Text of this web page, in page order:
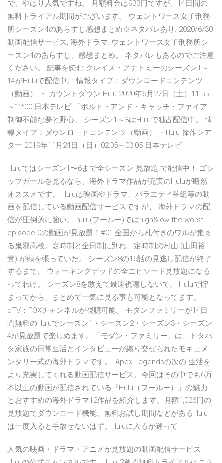
で、やはり人気ですね。 月額料金は933円ですが、14日間の
無料トライアル期間がございます。 ウェントワース女子刑務
所シーズン4のあらすじ感想まとめ※ネタバレあり. 2020/6/30
動画配信サービス, 海外ドラマ. ウェントワース女子刑務所シ
ーズン4のあらすじ、感想まとめ。 ネタバレもあるのでご注意
ください。 記事を読む グレイズ・アナトミーのシーズン1～
14がHuluで配信中。 情報タイプ：ダウンロードコンテンツ
（動画） ・ カウントダウン Hulu 2020年6月27日（土）11:55
～12:00 日本テレビ 「ボルト・アンド・キャッチ・ファイア
制御不能な夢と野心」 シーズン1～3はHuluで独占配信中。 情
報タイプ：ダウンロードコンテンツ（動画） ・Hulu 傑作シア
ター 2019年11月24日（日）02:05～03:05 日本テレビ
Huluではシーズン1〜6まで全シーズン 見放題 で配信中！ ゴシ
ップガールを見るなら、海外ドラマ作品が充実のHuluが断然
オススメです。 Huluは映画やドラマ、バラエティ番組等の動
画を配信している動画配信サービスですが、 海外ドラマの配
信が圧倒的に強い。 hulu(フールー)ではhigh&low the worst
episode.0の動画が見放題！#01 全国から札付きのワルが集ま
る鬼邪高校。定時制と全日制に別れ、定時制の村山 (山田裕
貴) が頭を張っていた。 シーズン8の16話の見逃し配信が終了
するまで、 ウォーキングデッドの全エピソード見放題になる
ってわけ。 シーズン8を敢えて最速視聴しないで、 Huluで貯
まってから、まとめて一気に見る事も可能となってます。
dTV：FOXチャンネルが視聴可能。 モダンファミリーが14日
間無料のHuluでシーズン1・シーズン2・シーズン3・シーズン
4が見放題で楽しめます。「モダン・ファミリー」は、ドタバ
タ家族の日常生活とインタビューが織り交ぜられたモキュメ
ンタリー式の海外ドラマです。. Apex Legendsの次の 生活を
より充実してくれる動画配信サービス。今回はその中でも6万
本以上の動画が配信されている『Hulu（フールー）』の魅力
とおすすめの海外ドラマ12作品を紹介します。月額1,026円の
見放題でダウンロード機能、無料お試し期間などがあるHulu
は一度入ると手放せないはず。Huluに入るか迷って
人気の映画・ドラマ・アニメが見放題の動画配信サービス